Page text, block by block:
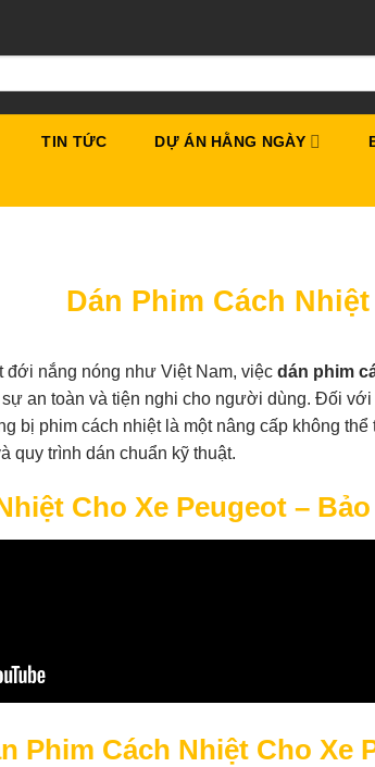
TIN TỨC DỰ ÁN HẰNG NGÀY
Dán Phim Cách
đới nắng nóng như Việt Nam, việc dán phim
an toàn và tiện nghi cho người dùng. Đối
bị phim cách nhiệt là một nâng cấp không thể
quy trình dán chuẩn kỹ thuật.
Cho Xe Peugeot –
Phim Cách Nhiệt Cho Xe